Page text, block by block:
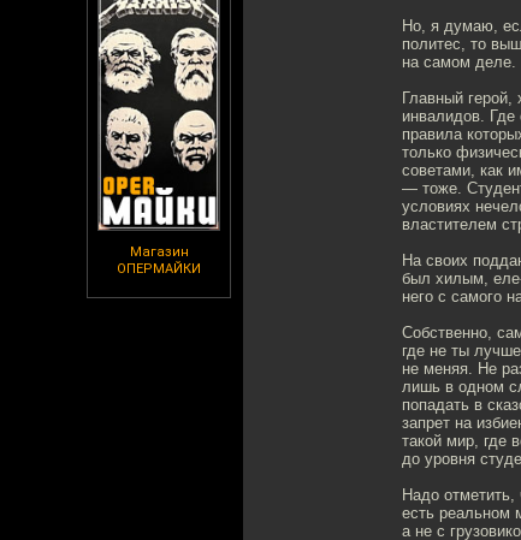
Магазин
ОПЕРМАЙКИ
Но, я думаю,
политес, то
на самом деле.
Главный герой,
инвалидов. Где
правила
только
советами, как
— тоже.
условиях
властителем
На своих
был хилым,
него с самого
Собственно,
где не ты
не меняя. Не
лишь в одном
попадать в
запрет на
такой мир, где
до уровня
Надо отметить,
есть реальном
а не с